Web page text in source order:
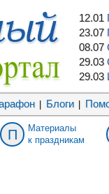
12.01
23.07
08.07
29.03
29.03
Блоги
П
Материалы
к праздникам